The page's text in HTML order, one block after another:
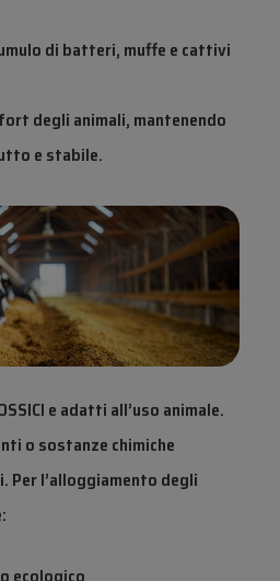
di batteri, muffe e cattivi
degli animali, mantenendo
e stabile.
e adatti all’uso animale.
o sostanze chimiche
Per l’alloggiamento degli